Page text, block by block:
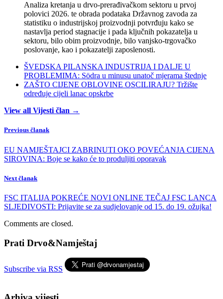
Analiza kretanja u drvo-prerađivačkom sektoru u prvoj
polovici 2026. te obrada podataka Državnog zavoda za
statistiku o industrijskoj proizvodnji potvrđuju kako se
nastavlja period stagnacije i pada ključnih pokazatelja u
sektoru, bilo obim proizvodnje, bilo vanjsko-trgovačko
poslovanje, kao i pokazatelji zaposlenosti.
ŠVEDSKA PILANSKA INDUSTRIJA I DALJE U
PROBLEMIMA: Södra u minusu unatoč mjerama štednje
ZAŠTO CIJENE OBLOVINE OSCILIRAJU? Tržište
određuje cijeli lanac opskrbe
View all Vijesti član →
Previous članak
EU NAMJEŠTAJCI ZABRINUTI OKO POVEĆANJA CIJENA
SIROVINA: Boje se kako će to produljiti oporavak
Next članak
FSC ITALIJA POKREĆE NOVI ONLINE TEČAJ FSC LANCA
SLJEDIVOSTI: Prijavite se za sudjelovanje od 15. do 19. ožujka!
Comments are closed.
Prati Drvo&Namještaj
Subscribe via RSS